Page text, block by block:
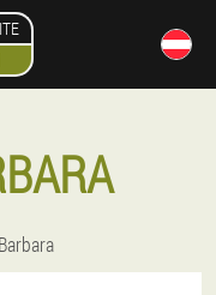
Barbara